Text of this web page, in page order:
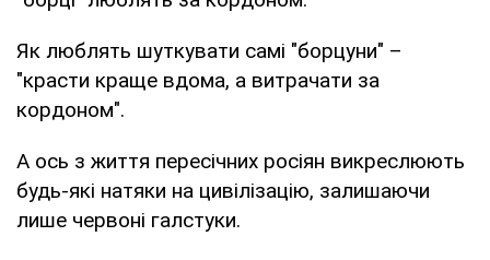
Як люблять шуткувати самі "борцуни" –
"красти краще вдома, а витрачати за
кордоном".
А ось з життя пересічних росіян викреслюють
будь-які натяки на цивілізацію, залишаючи
лише червоні галстуки.